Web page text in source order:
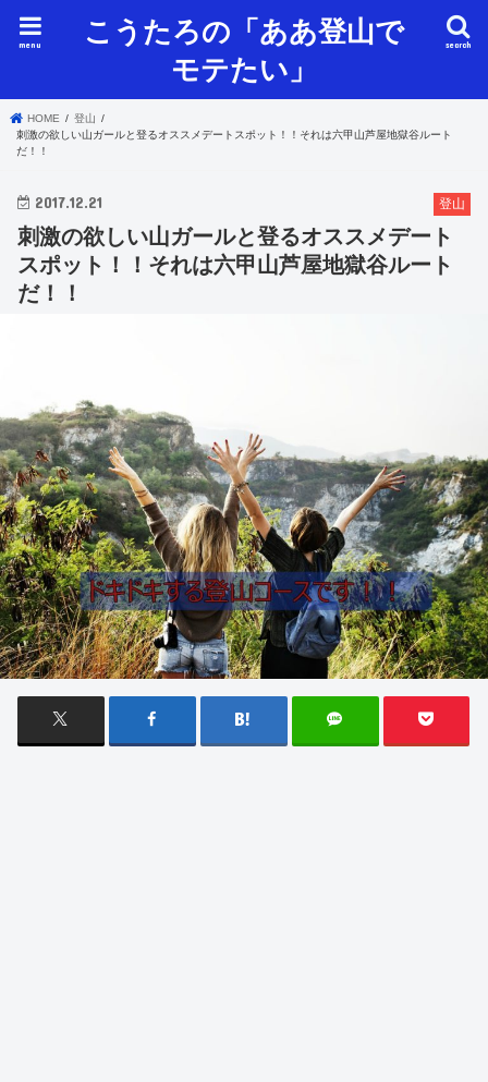
こうたろの「ああ登山で
モテたい」
search
menu
HOME
登山
刺激の欲しい山ガールと登るオススメデートスポット！！それは六甲山芦屋地獄谷ルート
だ！！
登山
2017.12.21
刺激の欲しい山ガールと登るオススメデート
スポット！！それは六甲山芦屋地獄谷ルート
だ！！